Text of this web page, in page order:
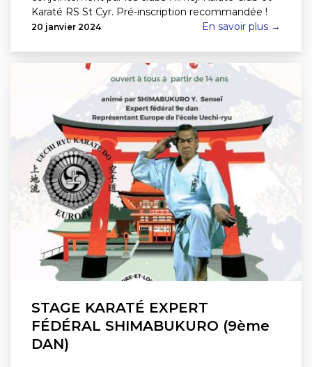
Karaté RS St Cyr. Pré-inscription recommandée !
20 janvier 2024 En savoir plus →
STAGE KARATÉ EXPERT
FÉDÉRAL SHIMABUKURO (9ème
DAN)